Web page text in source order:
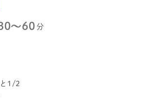
〜60 分
1/2